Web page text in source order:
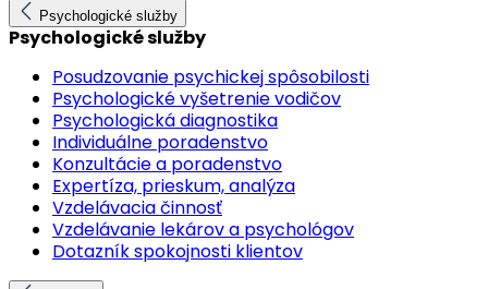
Psychologické služby
Psychologické služby
Posudzovanie psychickej spôsobilosti
Psychologické vyšetrenie vodičov
Psychologická diagnostika
Individuálne poradenstvo
Konzultácie a poradenstvo
Expertíza, prieskum, analýza
Vzdelávacia činnosť
Vzdelávanie lekárov a psychológov
Dotazník spokojnosti klientov